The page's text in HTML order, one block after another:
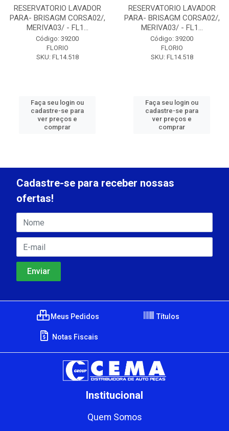
RESERVATORIO LAVADOR
PARA- BRISAGM CORSA02/,
MERIVA03/ - FL1...
Código: 39200
FLORIO
SKU: FL14.518
Faça seu login ou
cadastre-se para
ver preços e
comprar
RESERVATORIO LAVADOR
PARA- BRISAGM CORSA02/,
MERIVA03/ - FL1...
Código: 39200
FLORIO
SKU: FL14.518
Faça seu login ou
cadastre-se para
ver preços e
comprar
Cadastre-se para receber nossas
ofertas!
Meus Pedidos Títulos
Notas Fiscais
Institucional
Quem Somos